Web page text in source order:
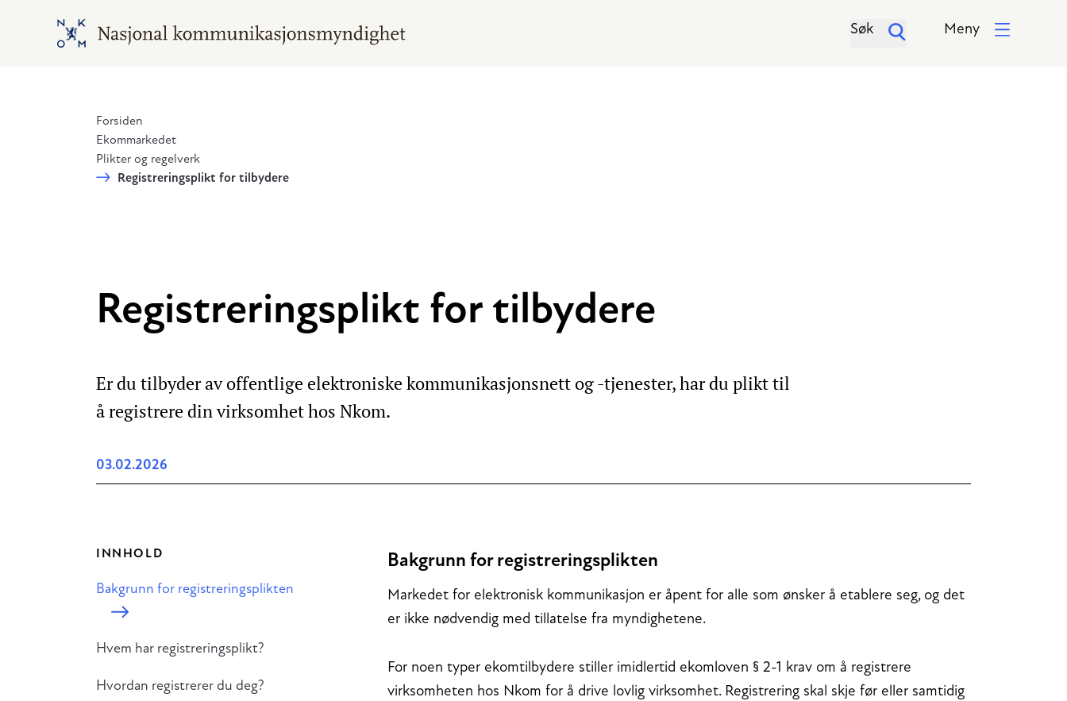
Hopp til hovedinnhold
Gå til hovedsiden Søk Meny
Forsiden
Ekommarkedet
Plikter og regelverk
Registreringsplikt for tilbydere
Registreringsplikt for tilbydere
Er du tilbyder av offentlige elektroniske kommunikasjonsnett og -tjenester, har du plikt til
å registrere din virksomhet hos Nkom.
03.02.2026
INNHOLD
Bakgrunn for registreringsplikten
Hvem har registreringsplikt?
Hvordan registrerer du deg?
Bakgrunn for registreringsplikten
Markedet for elektronisk kommunikasjon er åpent for alle som ønsker å etablere seg, og det
er ikke nødvendig med tillatelse fra myndighetene.
For noen typer ekomtilbydere stiller imidlertid ekomloven § 2-1 krav om å registrere
virksomheten hos Nkom for å drive lovlig virksomhet. Registrering skal skje før eller samtidig